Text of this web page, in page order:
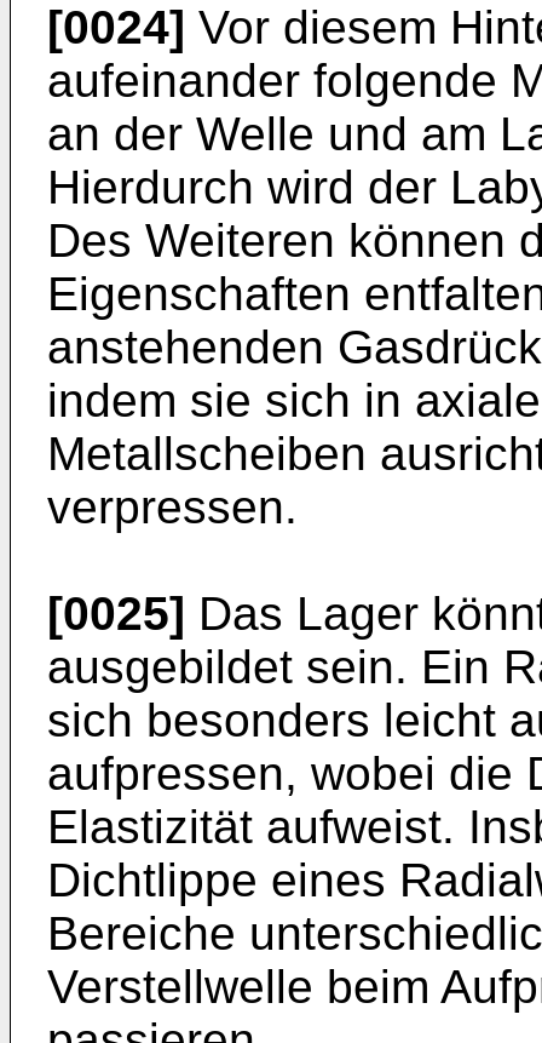
[0024] Vor diesem
aufeinander folgende
an der Welle und am
Hierdurch wird der
Des Weiteren können
Eigenschaften
anstehenden
indem sie sich in
Metallscheiben
verpressen.
[0025] Das Lager
ausgebildet sein. Ein
sich besonders leicht
aufpressen, wobei die
Elastizität aufweist.
Dichtlippe eines
Bereiche
Verstellwelle beim